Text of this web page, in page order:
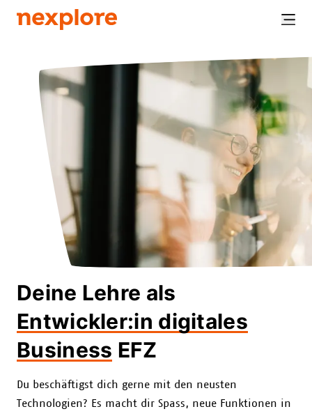
Deine Lehre als
Entwickler:in digitales
Business EFZ
Du beschäftigst dich gerne mit den neusten
Technologien? Es macht dir Spass, neue Funktionen in